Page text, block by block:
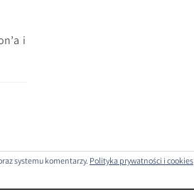
i
systemu komentarzy.Polityka prywatności i cookies